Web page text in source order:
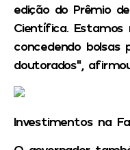
edição do Prêmio
Científica. Estamos
concedendo bolsas
doutorados”,
Investimentos na